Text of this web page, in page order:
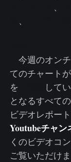
、
、
今週のオン
てのチャート
を
して
となるすべて
ビデオレポー
Youtubeチャン
くのビデオコ
ご覧いただけま